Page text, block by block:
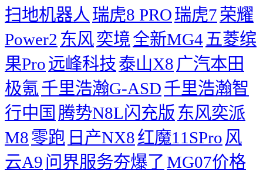
扫地机器人 瑞虎8 PRO瑞虎7荣耀
Power2 东风奕境全新MG4 五菱缤
果Pro远峰科技泰山X8 广汽本田
极氪千里浩瀚G-ASD千里浩瀚智
行中国 腾势N8L闪充版 东风奕派
M8零跑 日产NX8红魔11SPro 风
云A9 问界服务夯爆了 MG07价格